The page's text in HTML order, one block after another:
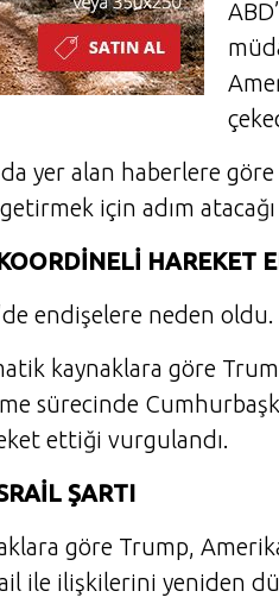
yer alan haberlere
için adım
HAREKET
endişelere neden oldu.
kaynaklara göre
sürecinde
ettiği vurgulandı.
ŞARTI
göre Trump,
ile ilişkilerini yeniden